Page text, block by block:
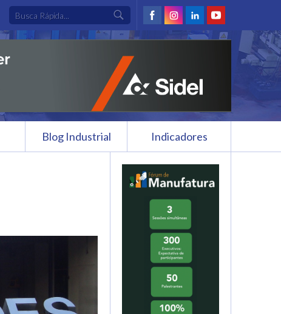
Blog Industrial Indicadores